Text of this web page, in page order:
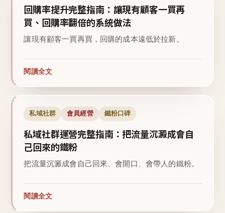
回購率提升完整指南：讓現有顧客一買再
買、回購率翻倍的系統做法
讓現有顧客一買再買，回購的成本遠低於拉新。
閱讀全文
私域社群 會員經營 鐵粉口碑
私域社群運營完整指南：把流量沉澱成會自
己回來的鐵粉
把流量沉澱成會自己回來、會開口、會帶人的鐵粉。
閱讀全文